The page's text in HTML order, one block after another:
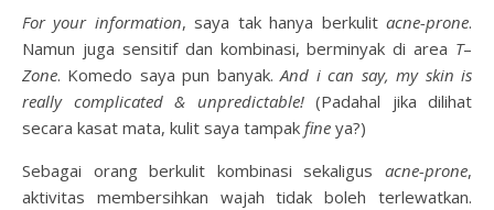
For your information, saya tak hanya berkulitacne-prone.
Namun juga sensitif dan kombinasi, berminyak di area T–
Zone. Komedo saya pun banyak.And i can say, my skin is
really complicated & unpredictable! (Padahal jika dilihat
secara kasat mata, kulit saya tampak fine ya?)
Sebagai orang berkulit kombinasi sekaligus acne-prone,
aktivitas membersihkan wajah tidak boleh terlewatkan.